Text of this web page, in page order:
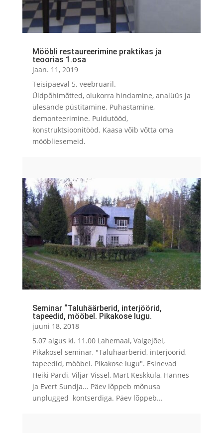
Mööbli restaureerimine praktikas ja
teoorias 1.osa
jaan. 11, 2019
Teisipäeval 5. veebruaril.
Üldpõhimõtted, olukorra hindamine, analüüs ja
ülesande püstitamine. Puhastamine,
demonteerimine. Puidutööd,
konstruktsioonitööd. Kaasa võib võtta oma
mööbliesemeid.
Seminar “Taluhäärberid, interjöörid,
tapeedid, mööbel. Pikakose lugu.
juuni 18, 2018
5.07 algus kl. 11.00 Lahemaal, Valgejõel,
Pikakosel seminar, "Taluhäärberid, interjöörid,
tapeedid, mööbel. Pikakose lugu". Esinevad
Heiki Pärdi, Viljar Vissel, Mart Keskküla, Hannes
ja Evert Sundja... Päev lõppeb mõnusa
unplugged kontserdiga. Päev lõppeb...